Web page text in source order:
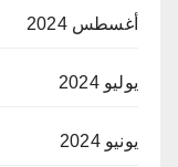
أغسطس 2024
يوليو 2024
يونيو 2024